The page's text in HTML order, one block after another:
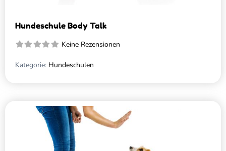
Hundeschule Body Talk
Keine Rezensionen
Kategorie: Hundeschulen